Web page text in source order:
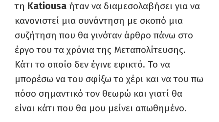
τη Katiousa ήταν να διαμεσολαβήσει για να
κανονιστεί μια συνάντηση με σκοπό μια
συζήτηση που θα γινόταν άρθρο πάνω στο
έργο του τα χρόνια της Μεταπολίτευσης.
Κάτι το οποίο δεν έγινε εφικτό. Το να
μπορέσω να του σφίξω το χέρι και να του πω
πόσο σημαντικό τον θεωρώ και γιατί θα
είναι κάτι που θα μου μείνει απωθημένο.